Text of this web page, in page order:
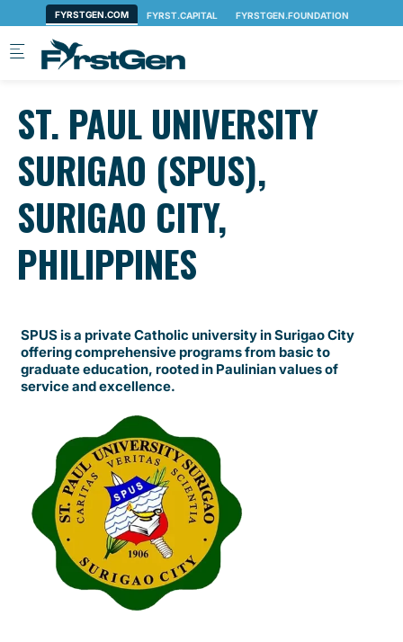
Skip to main content
ST. PAUL UNIVERSITY
SURIGAO (SPUS),
SURIGAO CITY,
PHILIPPINES
SPUS is a private Catholic university in Surigao City
offering comprehensive programs from basic to
graduate education, rooted in Paulinian values of
service and excellence.